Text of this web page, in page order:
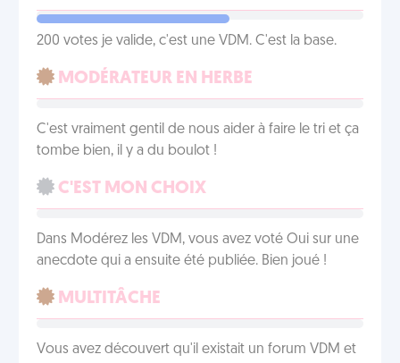
200 votes je valide, c'est une VDM. C'est la base.
MODÉRATEUR EN HERBE
C'est vraiment gentil de nous aider à faire le tri et ça
tombe bien, il y a du boulot !
C'EST MON CHOIX
Dans Modérez les VDM, vous avez voté Oui sur une
anecdote qui a ensuite été publiée. Bien joué !
MULTITÂCHE
Vous avez découvert qu'il existait un forum VDM et